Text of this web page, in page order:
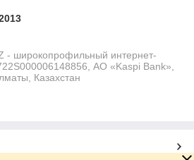
- широкопрофильный интернет-
АО «Kaspi Bank»,
Казахстан